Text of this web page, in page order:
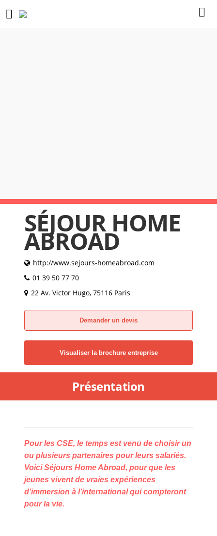
SÉJOUR HOME
ABROAD
http://www.sejours-homeabroad.com
01 39 50 77 70
22 Av. Victor Hugo, 75116 Paris
Demander un devis
Visualiser la brochure entreprise
Présentation
Pour les CSE, le temps est venu de choisir un
ou plusieurs partenaires pour leurs salariés.
Voici Séjours Home Abroad, pour que les
jeunes vivent de vraies expériences
d’immersion à l’international qui compteront
pour la vie.